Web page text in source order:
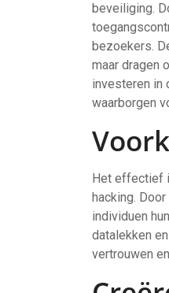
beveiliging.
bezoekers.
maar dragen
investeren in
waarborgen
Het effectief
hacking.
individuen
datalekken
vertrouwen